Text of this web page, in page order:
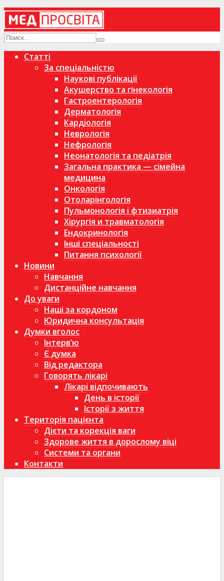
Статті
За спеціальністю
Наукові публікації
Акушерство та гінекологія
Гастроентерологія
Дерматологія
Кардіологія
Неврологія
Нефрологія
Неонатологія та педіатрія
Загальна практика — сімейна
медицина
Онкологія
Отоларінгологія
Пульмонологія і фтизиатрія
Хірургія и травматологія
Ендокринологія
Інші спеціальності
Питання психології
Новини
Навчання
Дистанційне навчання
До уваги
Наші за кордоном
Юридична консультація
Думки вголос
Інтерв’ю
Є думка
Від редактора
Говорять лікарі
Лікарі відпочивають
День в історії
Історії з життя
Територія пацієнта
Дієти та корекція ваги
Здорове життя в дорослому віці
Системи та органи
Контакти